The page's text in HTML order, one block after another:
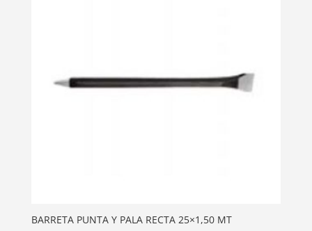
BARRETA PUNTA Y PALA RECTA 25×1,50 MT